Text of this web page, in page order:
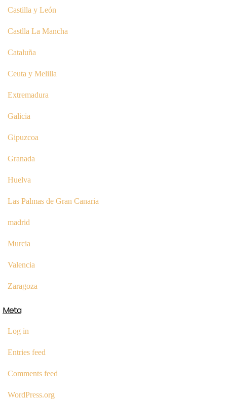
Castilla y León
Castlla La Mancha
Cataluña
Ceuta y Melilla
Extremadura
Galicia
Gipuzcoa
Granada
Huelva
Las Palmas de Gran Canaria
madrid
Murcia
Valencia
Zaragoza
Meta
Log in
Entries feed
Comments feed
WordPress.org